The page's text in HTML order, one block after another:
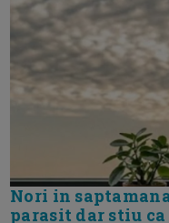
Nori in
parasit dar stiu